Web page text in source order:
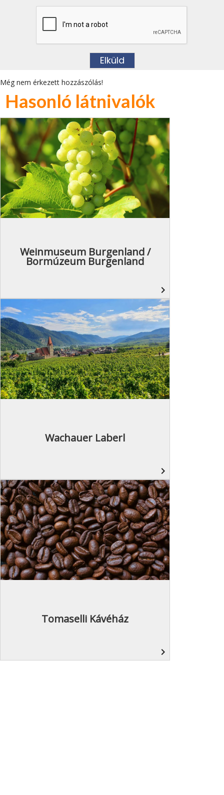
Még nem érkezett hozzászólás!
Hasonló látnivalók
Weinmuseum Burgenland /
Bormúzeum Burgenland
navigate_next
Wachauer Laberl
navigate_next
Tomaselli Kávéház
navigate_next